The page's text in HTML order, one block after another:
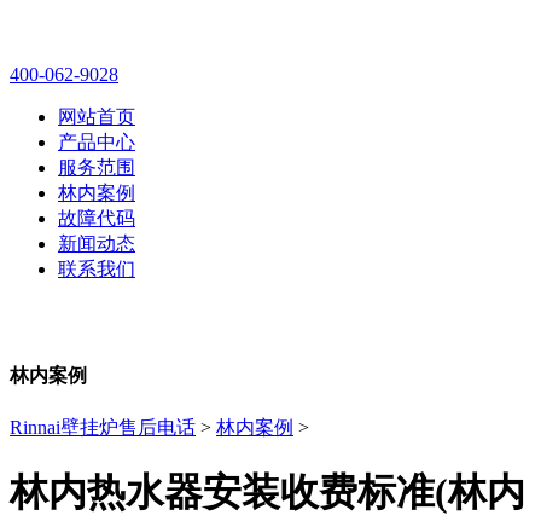
400-062-9028
网站首页
产品中心
服务范围
林内案例
故障代码
新闻动态
联系我们
林内案例
Rinnai壁挂炉售后电话 > 林内案例 >
林内热水器安装收费标准(林内